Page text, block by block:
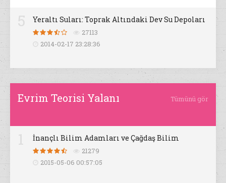
Yeraltı Suları: Toprak Altındaki Dev Su Depoları
27113
2014-02-17 23:28:36
Evrim Teorisi Yalanı Tümünü gör
İnançlı Bilim Adamları ve Çağdaş Bilim
21279
2015-05-06 00:57:05